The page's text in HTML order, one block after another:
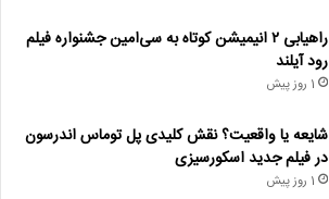
راهیابی ۲ انیمیشن کوتاه به سی‌امین جشنواره فیلم
رود آیلند
1 روز پیش
شایعه یا واقعیت؟ نقش کلیدی پل توماس اندرسون
در فیلم جدید اسکورسیزی
1 روز پیش